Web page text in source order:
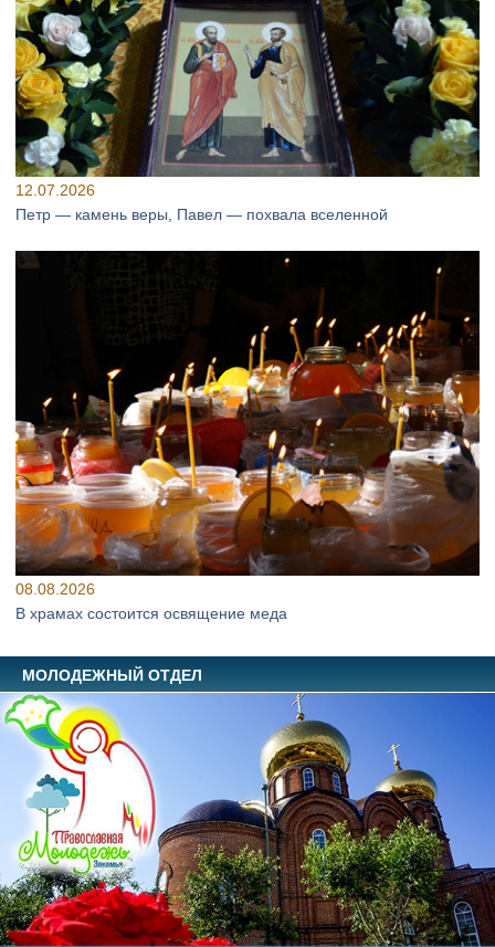
12.07.2026
Петр — камень веры, Павел — похвала вселенной
08.08.2026
В храмах состоится освящение меда
МОЛОДЕЖНЫЙ ОТДЕЛ